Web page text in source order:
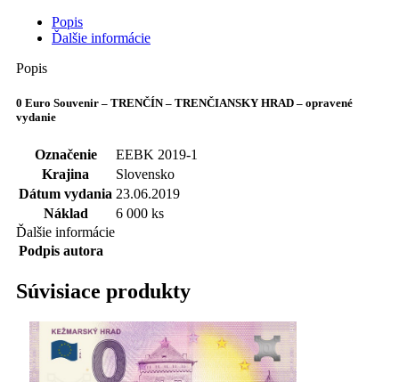
Popis
Ďalšie informácie
Popis
0 Euro Souvenir – TRENČÍN – TRENČIANSKY HRAD – opravené
vydanie
Označenie
EEBK 2019-1
Krajina
Slovensko
Dátum vydania 23.06.2019
Náklad
6 000 ks
Ďalšie informácie
Podpis autora
Súvisiace produkty